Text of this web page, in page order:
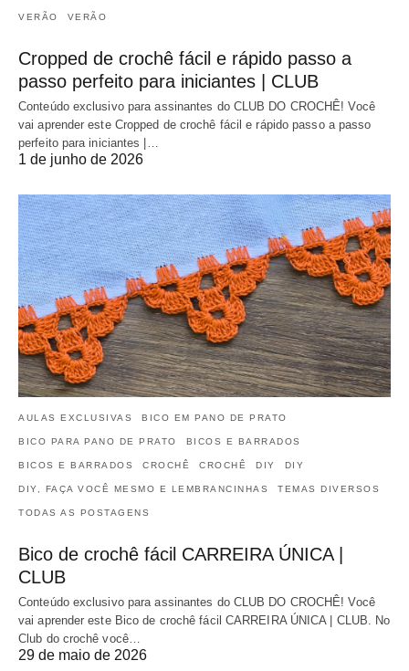
VERÃO VERÃO
Cropped de crochê fácil e rápido passo a
passo perfeito para iniciantes | CLUB
Conteúdo exclusivo para assinantes do CLUB DO CROCHÊ! Você
vai aprender este Cropped de crochê fácil e rápido passo a passo
perfeito para iniciantes |…
1 de junho de 2026
AULAS EXCLUSIVAS BICO EM PANO DE PRATO
BICO PARA PANO DE PRATO BICOS E BARRADOS
BICOS E BARRADOS CROCHÊ CROCHÊ DIY DIY
DIY, FAÇA VOCÊ MESMO E LEMBRANCINHAS TEMAS DIVERSOS
TODAS AS POSTAGENS
Bico de crochê fácil CARREIRA ÚNICA |
CLUB
Conteúdo exclusivo para assinantes do CLUB DO CROCHÊ! Você
vai aprender este Bico de crochê fácil CARREIRA ÚNICA | CLUB. No
Club do crochê você…
29 de maio de 2026